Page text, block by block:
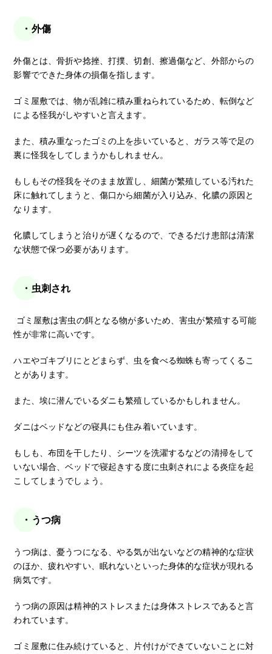
・外傷
外傷とは、骨折や捻挫、打撲、切創、擦過傷など、外部からの
影響でできた身体の損傷を指します。
ゴミ屋敷では、物が乱雑に積み重ねられているため、転倒など
による怪我がしやすいと言えます。
また、積み重なったゴミの上を歩いていると、ガラス等で足の
裏に怪我をしてしまうかもしれません。
もしもその怪我をそのまま放置し、細菌が繁殖している汚れた
床に触れてしまうと、傷口から細菌が入り込み、化膿の原因と
なります。
化膿してしまうと治りが遅くなるので、できるだけ患部は清潔
な状態で保つ必要があります。
・虫刺され
ゴミ屋敷は害虫の餌となる物が多いため、害虫が繁殖する可能
性が非常に高いです。
ハエやゴキブリにとどまらず、虫を食べる蜘蛛も寄ってくるこ
とがあります。
また、埃に潜んでいるダニも繁殖しているかもしれません。
ダニはベッドなどの寝具にも住み着いています。
もしも、布団を干したり、シーツを洗濯するなどの清掃をして
いない場合、ベッドで寝起きする度に虫刺されによる炎症を起
こしてしまうでしょう。
・うつ病
うつ病は、憂うつになる、やる気が出ないなどの精神的な症状
のほか、疲れやすい、眠れないといった身体的な症状が現れる
病気です。
うつ病の原因は精神的ストレスまたは身体ストレスであると言
われています。
ゴミ屋敷に住み続けていると、片付けができていないことに対